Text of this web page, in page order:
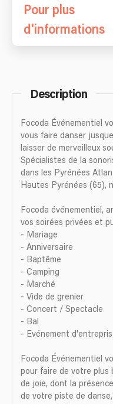
Pour plus
d'informations
Description
Focoda Événementiel
vous faire danser
laisser de merveilleux
Spécialistes de la
dans les Pyrénées
Hautes Pyrénées (65),
Focoda événementiel,
vos soirées privées et
- Mariage
- Anniversaire
- Baptême
- Camping
- Marché
- Vide de grenier
- Concert / Spectacle
- Bal
- Evénement
Focoda Événementiel
pour faire de votre plus
de joie, dont la
de votre piste de